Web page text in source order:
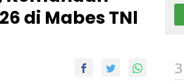
di Mabes TNl